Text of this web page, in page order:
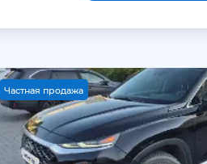
Частная продажа